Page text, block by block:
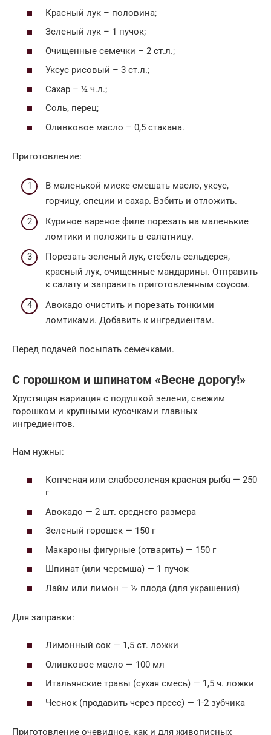
Красный лук – половина;
Зеленый лук – 1 пучок;
Очищенные семечки – 2 ст.л.;
Уксус рисовый – 3 ст.л.;
Сахар – ¼ ч.л.;
Соль, перец;
Оливковое масло – 0,5 стакана.
Приготовление:
В маленькой миске смешать масло, уксус,
горчицу, специи и сахар. Взбить и отложить.
Куриное вареное филе порезать на маленькие
ломтики и положить в салатницу.
Порезать зеленый лук, стебель сельдерея,
красный лук, очищенные мандарины. Отправить
к салату и заправить приготовленным соусом.
Авокадо очистить и порезать тонкими
ломтиками. Добавить к ингредиентам.
Перед подачей посыпать семечками.
С горошком и шпинатом «Весне дорогу!»
Хрустящая вариация с подушкой зелени, свежим
горошком и крупными кусочками главных
ингредиентов.
Нам нужны:
Копченая или слабосоленая красная рыба — 250
г
Авокадо — 2 шт. среднего размера
Зеленый горошек — 150 г
Макароны фигурные (отварить) — 150 г
Шпинат (или черемша) — 1 пучок
Лайм или лимон — ½ плода (для украшения)
Для заправки:
Лимонный сок — 1,5 ст. ложки
Оливковое масло — 100 мл
Итальянские травы (сухая смесь) — 1,5 ч. ложки
Чеснок (продавить через пресс) — 1-2 зубчика
Приготовление очевидное, как и для живописных